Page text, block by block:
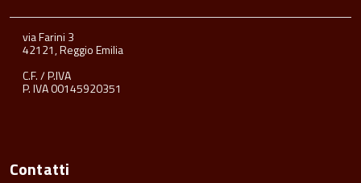
via Farini 3
42121, Reggio Emilia
C.F. / P.IVA
P. IVA 00145920351
Contatti